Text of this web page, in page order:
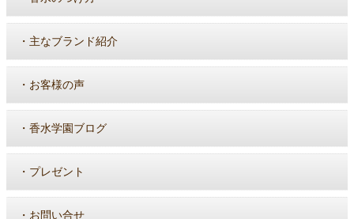
・ 主なブランド紹介
・ お客様の声
・ 香水学園ブログ
・ プレゼント
・ お問い合せ